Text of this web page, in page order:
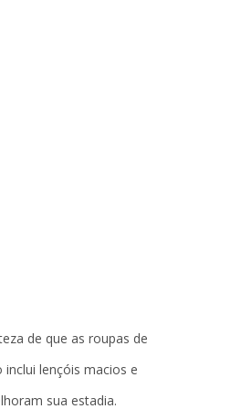
de que as roupas de
lençóis macios e
sua estadia.